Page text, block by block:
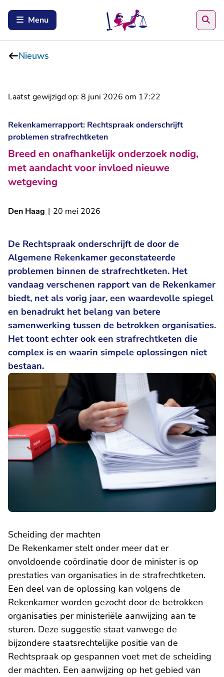
Menu
Nieuws
Laatst gewijzigd op: 8 juni 2026 om 17:22
Rekenkamerrapport: Rechtspraak onderschrijft
problemen strafrechtketen
Breed en onafhankelijk onderzoek nodig,
met aandacht voor invloed nieuwe
wetgeving
Den Haag | 20 mei 2026
De Rechtspraak onderschrijft de door de
Algemene Rekenkamer geconstateerde
problemen binnen de strafrechtketen. Het
vandaag verschenen rapport van de Rekenkamer
biedt, net als vorig jaar, een waardevolle spiegel
en benadrukt het belang van betere
samenwerking tussen de betrokken organisaties.
Het toont echter ook een strafrechtketen die
complex is en waarin simpele oplossingen niet
bestaan.
Scheiding der machten
De Rekenkamer stelt onder meer dat er
onvoldoende coördinatie door de minister is op
prestaties van organisaties in de strafrechtketen.
Een deel van de oplossing kan volgens de
Rekenkamer worden gezocht door de betrokken
organisaties per ministeriële aanwijzing aan te
sturen. Deze suggestie staat vanwege de
bijzondere staatsrechtelijke positie van de
Rechtspraak op gespannen voet met de scheiding
der machten. Een aanwijzing op het gebied van